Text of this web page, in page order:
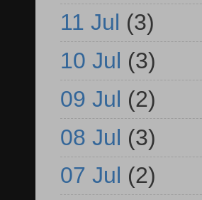
11 Jul (3)
10 Jul (3)
09 Jul (2)
08 Jul (3)
07 Jul (2)